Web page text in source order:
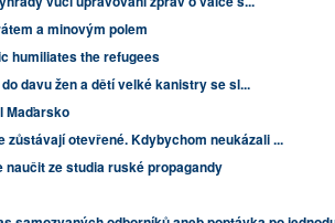
a minovým polem
humiliates the refugees
davu žen a dětí velké kanistry se sl...
Maďarsko
zůstávají otevřené. Kdybychom neukázali ...
naučit ze studia ruské propagandy